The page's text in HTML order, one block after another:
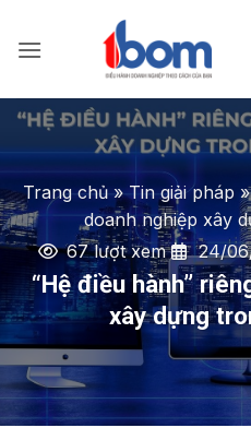
qua
dung
Trang chủ»Tin giải pháp
doanh nghiệp xây
67 lượt xem
24/
“Hệ điều hành”
xây dựng